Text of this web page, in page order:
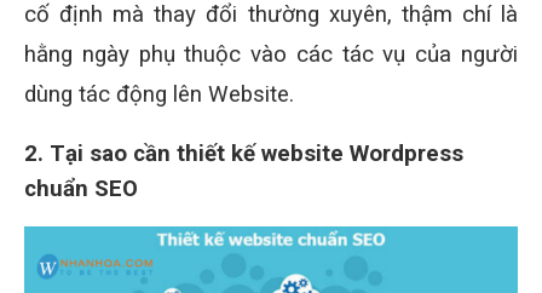
cố định mà thay đổi thường xuyên, thậm chí là
hằng ngày phụ thuộc vào các tác vụ của người
dùng tác động lên Website.
2. Tại sao cần thiết kế website Wordpress
chuẩn SEO